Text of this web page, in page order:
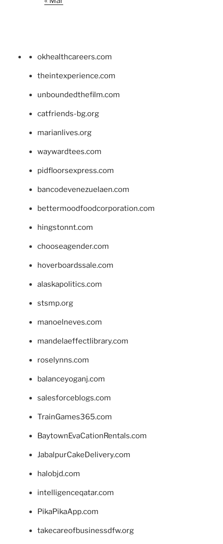
okhealthcareers.com
theintexperience.com
unboundedthefilm.com
catfriends-bg.org
marianlives.org
waywardtees.com
pidfloorsexpress.com
bancodevenezuelaen.com
bettermoodfoodcorporation.com
hingstonnt.com
chooseagender.com
hoverboardssale.com
alaskapolitics.com
stsmp.org
manoelneves.com
mandelaeffectlibrary.com
roselynns.com
balanceyoganj.com
salesforceblogs.com
TrainGames365.com
BaytownEvaCationRentals.com
JabalpurCakeDelivery.com
halobjd.com
intelligenceqatar.com
PikaPikaApp.com
takecareofbusinessdfw.org